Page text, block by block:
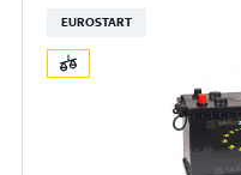
EUROSTART